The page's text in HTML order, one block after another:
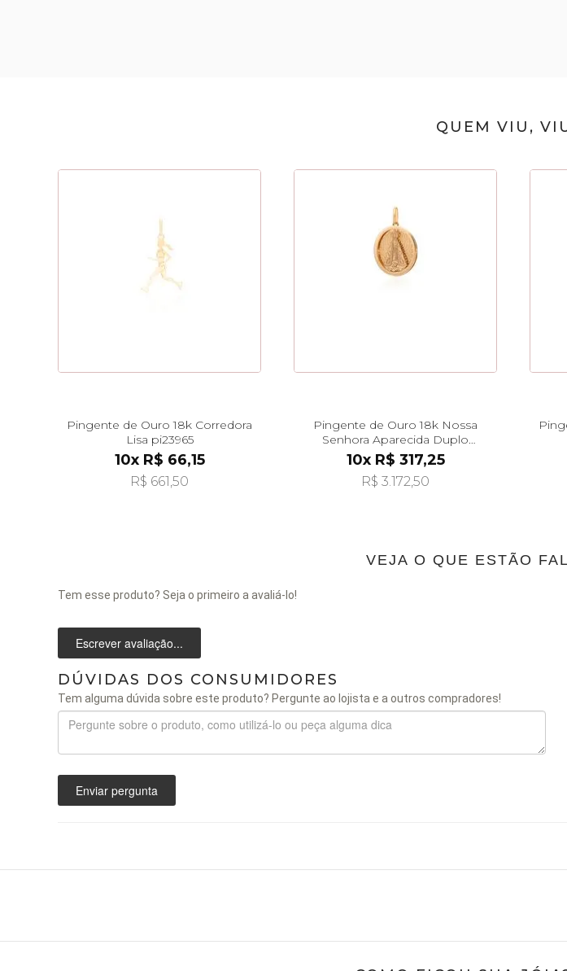
QUEM VIU,
Pingente de Ouro 18k Corredora
Lisa pi23965
10x R$ 66,15
R$ 661,50
Pingente de Ouro 18k Nossa
Senhora Aparecida Duplo
pi22555
10x R$ 317,25
R$ 3.172,50
VEJA O QUE ESTÃO
Tem esse produto? Seja o primeiro a avaliá-lo!
Escrever avaliação...
DÚVIDAS DOS CONSUMIDORES
Tem alguma dúvida sobre este produto? Pergunte ao lojista e a outros compradores!
Enviar pergunta